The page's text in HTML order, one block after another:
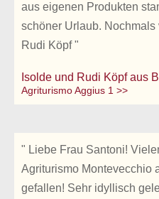
aus eigenen Produkten
schöner Urlaub.
Rudi Köpf "
Isolde und Rudi Köpf aus
Agriturismo Aggius 1 >>
" Liebe Frau Santoni!
Agriturismo Montevecchio
gefallen! Sehr idyllisch